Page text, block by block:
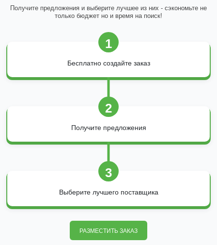
Получите предложения и выберите лучшее из них - сэкономьте не
только бюджет но и время на поиск!
1
Бесплатно создайте заказ
2
Получите предложения
3
Выберите лучшего поставщика
РАЗМЕСТИТЬ ЗАКАЗ